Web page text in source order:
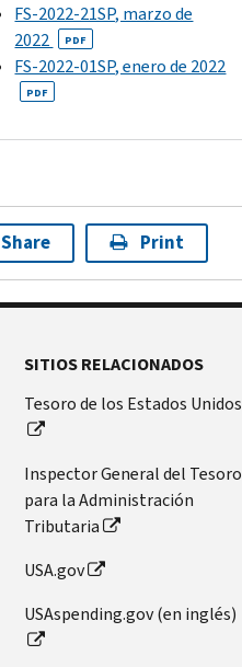
FS-2022-21SP, marzo de
2022
PDF
FS-2022-01SP, enero de 2022
PDF
Share Print
SITIOS RELACIONADOS
Tesoro de los Estados Unidos
Inspector General del Tesoro
para la Administración
Tributaria
USA.gov
USAspending.gov (en inglés)